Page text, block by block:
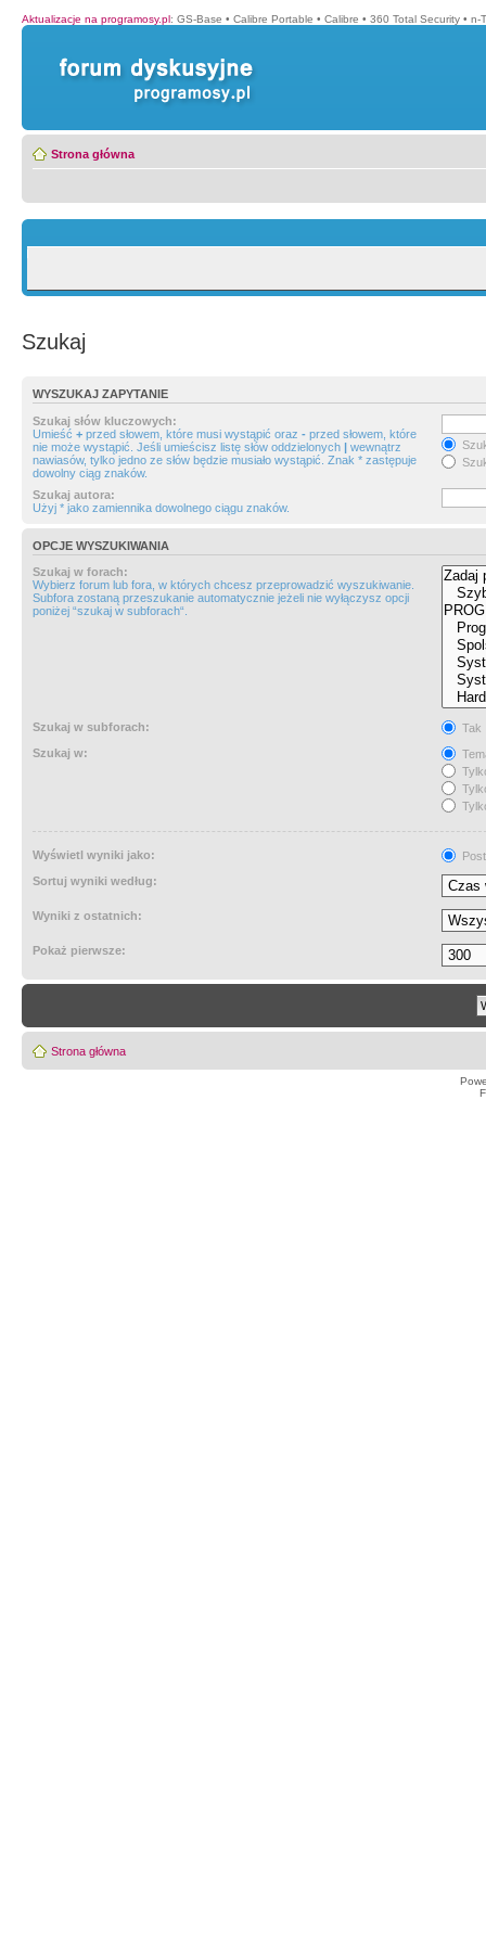
Aktualizacje na programosy.pl: GS-Base • Calibre Portable • Calibre • 360 Total Security • n-
Strona główna
Szukaj
WYSZUKAJ ZAPYTANIE
Szukaj słów kluczowych:
Umieść + przed słowem, które musi wystąpić oraz - przed słowem, które
nie może wystąpić. Jeśli umieścisz listę słów oddzielonych | wewnątrz
nawiasów, tylko jedno ze słów będzie musiało wystąpić. Znak * zastępuje
dowolny ciąg znaków.
Szukaj autora:
Użyj * jako zamiennika dowolnego ciągu znaków.
OPCJE WYSZUKIWANIA
Szukaj w forach:
Wybierz forum lub fora, w których chcesz przeprowadzić wyszukiwanie.
Subfora zostaną przeszukanie automatycznie jeżeli nie wyłączysz opcji
poniżej “szukaj w subforach“.
Szukaj w subforach:
Tak
Szukaj w:
Wyświetl wyniki jako:
Sortuj wyniki według:
Wyniki z ostatnich:
Pokaż pierwsze:
Strona główna